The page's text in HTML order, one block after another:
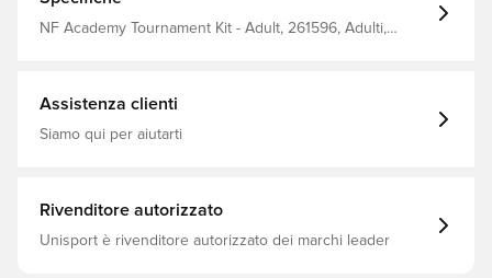
NF Academy Tournament Kit - Adult, 261596, Adulti,
Assistenza clienti
Siamo qui per aiutarti
Rivenditore autorizzato
Unisport è rivenditore autorizzato dei marchi leader